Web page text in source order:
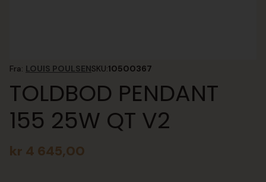
Fra: LOUIS POULSENSKU:10500367
TOLDBOD PENDANT
155 25W QT V2
kr 4 645,00